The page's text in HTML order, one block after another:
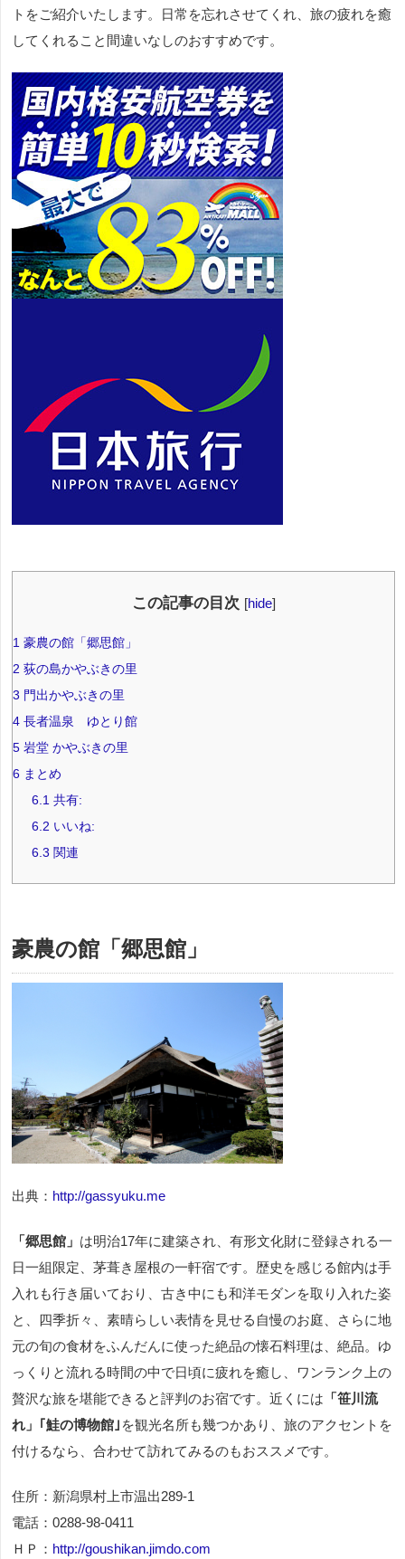
トをご紹介いたします。日常を忘れさせてくれ、旅の疲れを癒
してくれること間違いなしのおすすめです。
この記事の目次 [hide]
1 豪農の館「郷思館」
2 荻の島かやぶきの里
3 門出かやぶきの里
4 長者温泉 ゆとり館
5 岩堂 かやぶきの里
6 まとめ
6.1 共有:
6.2 いいね:
6.3 関連
豪農の館「郷思館」
出典： http://gassyuku.me
「郷思館」 は明治17年に建築され、有形文化財に登録される一
日一組限定、茅葺き屋根の一軒宿です。歴史を感じる館内は手
入れも行き届いており、古き中にも和洋モダンを取り入れた姿
と、四季折々、素晴らしい表情を見せる自慢のお庭、さらに地
元の旬の食材をふんだんに使った絶品の懐石料理は、絶品。ゆ
っくりと流れる時間の中で日頃に疲れを癒し、ワンランク上の
贅沢な旅を堪能できると評判のお宿です。近くには 「笹川流
れ」｢鮭の博物館｣ を観光名所も幾つかあり、旅のアクセントを
付けるなら、合わせて訪れてみるのもおススメです。
住所：新潟県村上市温出289-1
電話：0288-98-0411
ＨＰ： http://goushikan.jimdo.com